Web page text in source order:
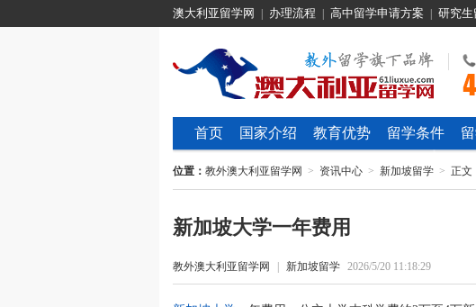
澳大利亚留学网 办理流程 高中留学申请方案 研究生
首页 国家介绍 教育优势 留学条件
位置： 教外澳大利亚留学网 > 资讯中心 > 新加坡留学 > 正文
新加坡大学一年费用
教外澳大利亚留学网 新加坡留学 2026/5/20 11:18:29